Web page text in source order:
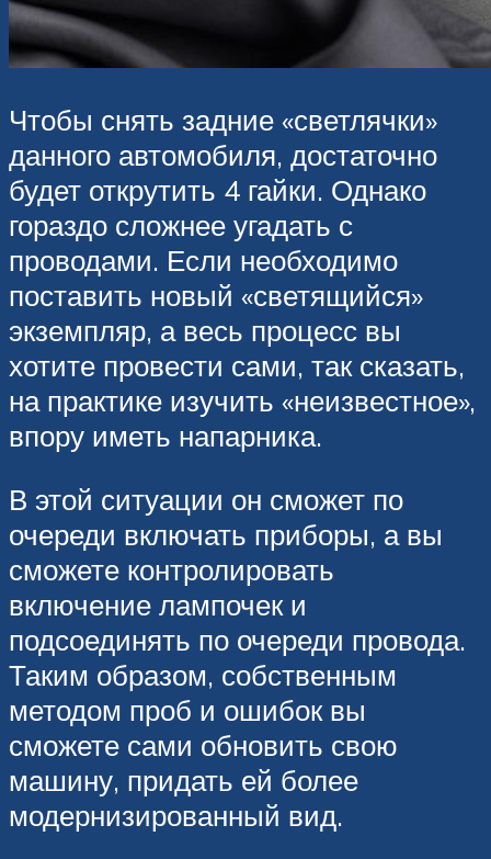
Чтобы снять задние «светлячки»
данного автомобиля, достаточно
будет открутить 4 гайки. Однако
гораздо сложнее угадать с
проводами. Если необходимо
поставить новый «светящийся»
экземпляр, а весь процесс вы
хотите провести сами, так сказать,
на практике изучить «неизвестное»,
впору иметь напарника.
В этой ситуации он сможет по
очереди включать приборы, а вы
сможете контролировать
включение лампочек и
подсоединять по очереди провода.
Таким образом, собственным
методом проб и ошибок вы
сможете сами обновить свою
машину, придать ей более
модернизированный вид.